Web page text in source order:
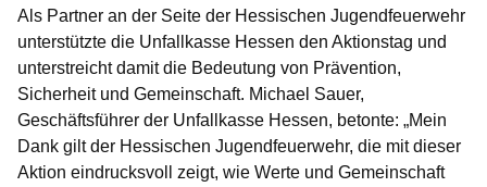
Als Partner an der Seite der Hessischen Jugendfeuerwehr
unterstützte die Unfallkasse Hessen den Aktionstag und
unterstreicht damit die Bedeutung von Prävention,
Sicherheit und Gemeinschaft. Michael Sauer,
Geschäftsführer der Unfallkasse Hessen, betonte: „Mein
Dank gilt der Hessischen Jugendfeuerwehr, die mit dieser
Aktion eindrucksvoll zeigt, wie Werte und Gemeinschaft